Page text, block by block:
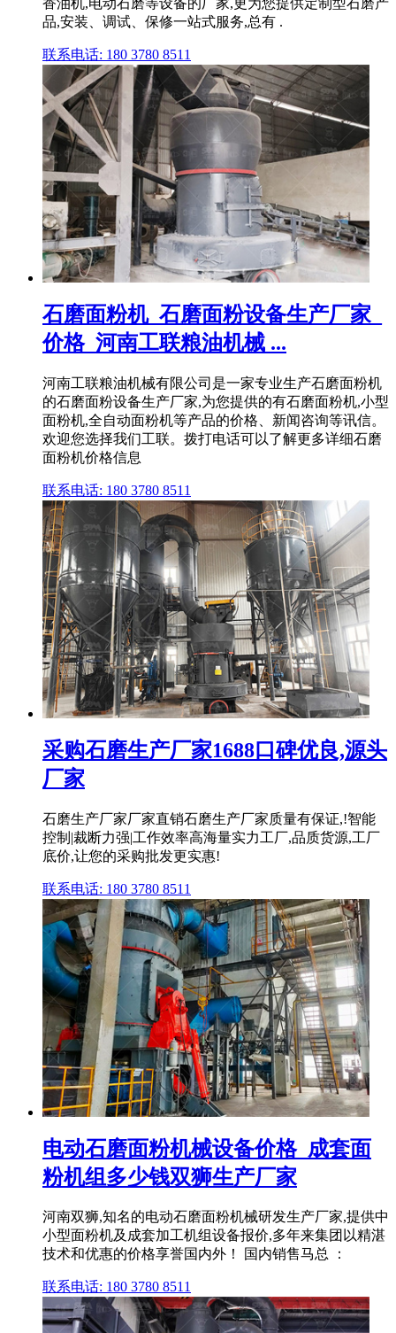
品,安装、调试、保修一站式服务,总有 .
联系电话: 180 3780 8511
石磨面粉机_石磨面粉设备生产厂家_
价格_河南工联粮油机械 ...
河南工联粮油机械有限公司是一家专业生产石磨面粉机
的石磨面粉设备生产厂家,为您提供的有石磨面粉机,小型
面粉机,全自动面粉机等产品的价格、新闻咨询等讯信。
欢迎您选择我们工联。拨打电话可以了解更多详细石磨
面粉机价格信息
联系电话: 180 3780 8511
采购石磨生产厂家1688口碑优良,源头
厂家
石磨生产厂家厂家直销石磨生产厂家质量有保证,!智能
控制|裁断力强|工作效率高海量实力工厂,品质货源,工厂
底价,让您的采购批发更实惠!
联系电话: 180 3780 8511
电动石磨面粉机械设备价格_成套面
粉机组多少钱双狮生产厂家
河南双狮,知名的电动石磨面粉机械研发生产厂家,提供中
小型面粉机及成套加工机组设备报价,多年来集团以精湛
技术和优惠的价格享誉国内外！ 国内销售马总 ：
联系电话: 180 3780 8511